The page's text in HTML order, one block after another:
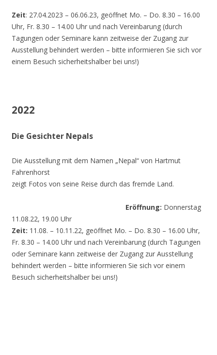
Zeit: 27.04.2023 – 06.06.23, geöffnet Mo. – Do. 8.30 – 16.00
Uhr, Fr. 8.30 – 14.00 Uhr und nach Vereinbarung (durch
Tagungen oder Seminare kann zeitweise der Zugang zur
Ausstellung behindert werden – bitte informieren Sie sich vor
einem Besuch sicherheitshalber bei uns!)
2022
Die Gesichter Nepals
Die Ausstellung mit dem Namen „Nepal“ von Hartmut
Fahrenhorst
zeigt Fotos von seine Reise durch das fremde Land.
Eröffnung: Donnerstag
11.08.22, 19.00 Uhr
Zeit: 11.08. – 10.11.22, geöffnet Mo. – Do. 8.30 – 16.00 Uhr,
Fr. 8.30 – 14.00 Uhr und nach Vereinbarung (durch Tagungen
oder Seminare kann zeitweise der Zugang zur Ausstellung
behindert werden – bitte informieren Sie sich vor einem
Besuch sicherheitshalber bei uns!)